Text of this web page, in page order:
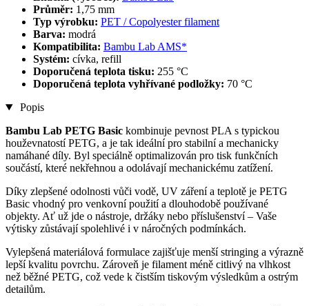
Průměr: 1,75 mm
Typ výrobku: PET / Copolyester filament
Barva: modrá
Kompatibilita: Bambu Lab AMS*
Systém: cívka, refill
Doporučená teplota tisku: 255 °C
Doporučená teplota vyhřívané podložky: 70 °C
Popis
Bambu Lab PETG Basic kombinuje pevnost PLA s typickou
houževnatostí PETG, a je tak ideální pro stabilní a mechanicky
namáhané díly. Byl speciálně optimalizován pro tisk funkčních
součástí, které nekřehnou a odolávají mechanickému zatížení.
Díky zlepšené odolnosti vůči vodě, UV záření a teplotě je PETG
Basic vhodný pro venkovní použití a dlouhodobě používané
objekty. Ať už jde o nástroje, držáky nebo příslušenství – Vaše
výtisky zůstávají spolehlivé i v náročných podmínkách.
Vylepšená materiálová formulace zajišťuje menší stringing a výrazně
lepší kvalitu povrchu. Zároveň je filament méně citlivý na vlhkost
než běžné PETG, což vede k čistším tiskovým výsledkům a ostrým
detailům.